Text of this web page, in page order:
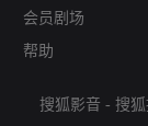
会员剧场
帮助
搜狐影音 - 搜